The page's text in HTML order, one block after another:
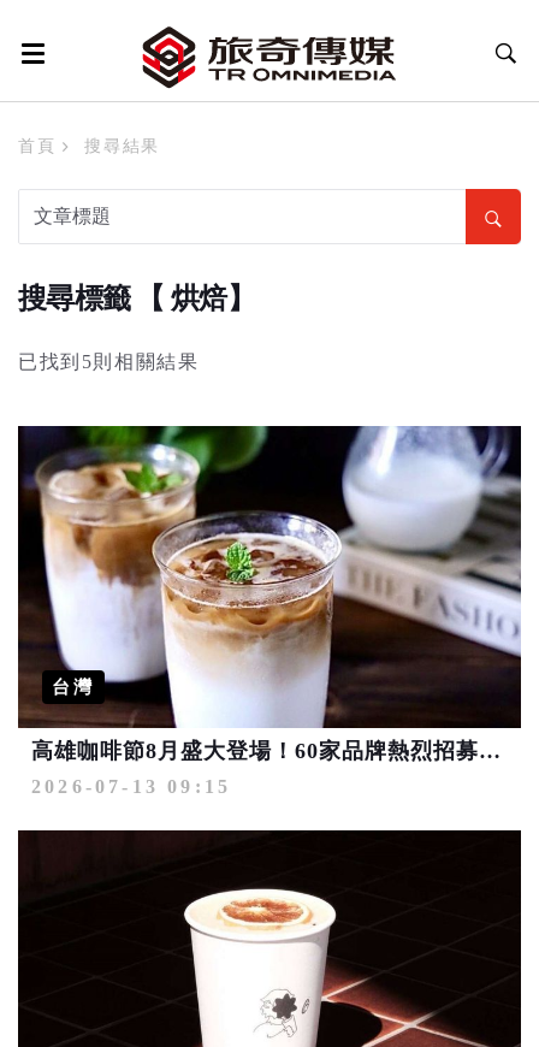
首頁 搜尋結果
搜尋標籤 【 烘焙】
已找到5則相關結果
台灣
高雄咖啡節8月盛大登場！60家品牌熱烈招募中 打造港都最強夏日咖啡盛典
2026-07-13 09:15